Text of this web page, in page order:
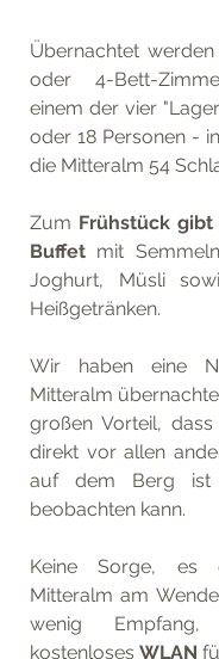
Übernachtet
oder 4-Bett-
einem der vier
oder 18 Personen -
die Mitteralm 54
Zum Frühstück
Buffet mit
Joghurt, Müsli
Heißgetränken.
Wir haben eine
Mitteralm
großen Vorteil,
direkt vor allen
auf dem Berg ist
beobachten kann.
Keine Sorge,
Mitteralm am
wenig
kostenloses WLAN